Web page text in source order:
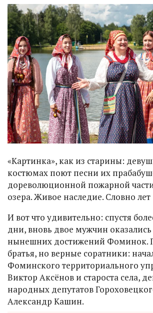
«Картинка», как из старины:
костюмах поют песни их
дореволюционной пожарной
озера. Живое наследие. Словно
И вот что удивительно: спустя
дни, вновь двое мужчин
нынешних достижений Фоминок.
братья, но верные соратники:
Фоминского территориального
Виктор Аксёнов и староста села,
народных депутатов
Александр Кашин.